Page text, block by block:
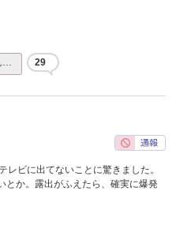
… 29
レビに出てないことに驚きました。
とか。露出がふえたら、確実に爆発